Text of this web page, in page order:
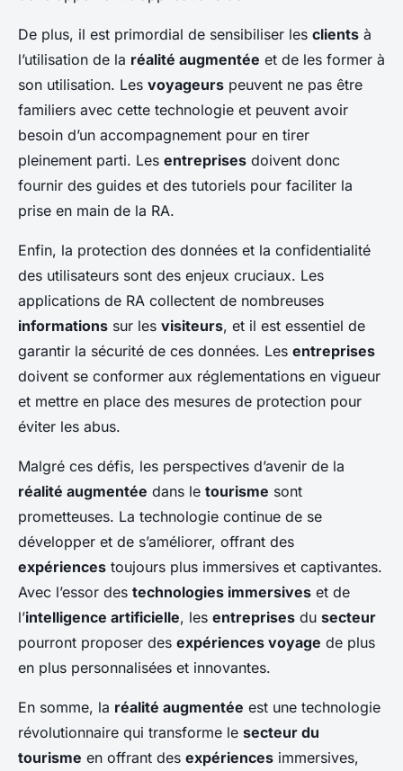
De plus, il est primordial de sensibiliser les clients à
l’utilisation de la réalité augmentée et de les former à
son utilisation. Les voyageurs peuvent ne pas être
familiers avec cette technologie et peuvent avoir
besoin d’un accompagnement pour en tirer
pleinement parti. Les entreprises doivent donc
fournir des guides et des tutoriels pour faciliter la
prise en main de la RA.
Enfin, la protection des données et la confidentialité
des utilisateurs sont des enjeux cruciaux. Les
applications de RA collectent de nombreuses
informations sur les visiteurs, et il est essentiel de
garantir la sécurité de ces données. Les entreprises
doivent se conformer aux réglementations en vigueur
et mettre en place des mesures de protection pour
éviter les abus.
Malgré ces défis, les perspectives d’avenir de la
réalité augmentée dans le tourisme sont
prometteuses. La technologie continue de se
développer et de s’améliorer, offrant des
expériences toujours plus immersives et captivantes.
Avec l’essor des technologies immersives et de
l’intelligence artificielle, les entreprises du secteur
pourront proposer des expériences voyage de plus
en plus personnalisées et innovantes.
En somme, la réalité augmentée est une technologie
révolutionnaire qui transforme le secteur du
tourisme en offrant des expériences immersives,